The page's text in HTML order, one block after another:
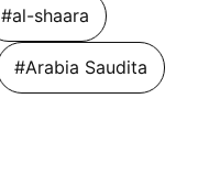
#al-shaara
#Arabia Saudita